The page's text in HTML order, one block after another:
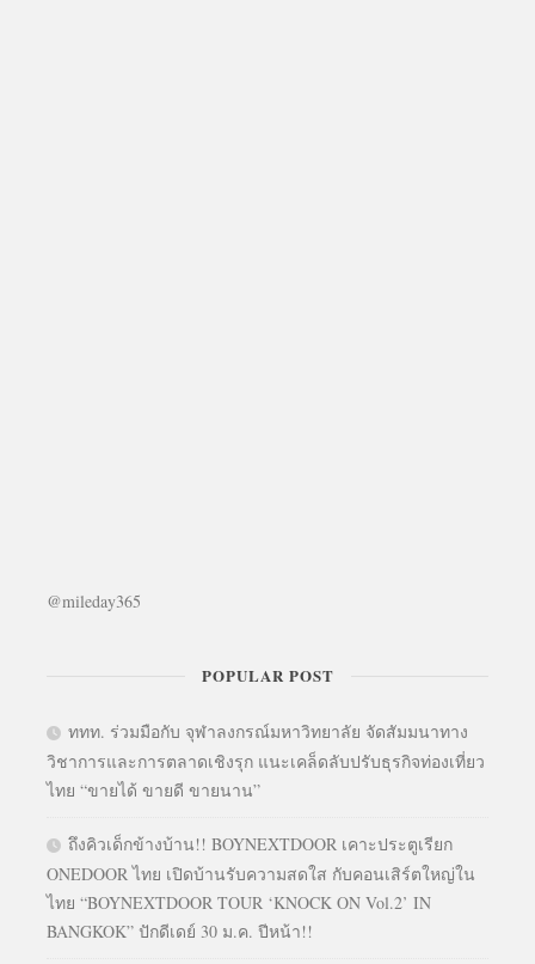
@mileday365
POPULAR POST
ททท. ร่วมมือกับ จุฬาลงกรณ์มหาวิทยาลัย จัดสัมมนาทาง
วิชาการและการตลาดเชิงรุก แนะเคล็ดลับปรับธุรกิจท่องเที่ยว
ไทย “ขายได้ ขายดี ขายนาน”
ถึงคิวเด็กข้างบ้าน!! BOYNEXTDOOR เคาะประตูเรียก
ONEDOOR ไทย เปิดบ้านรับความสดใส กับคอนเสิร์ตใหญ่ใน
ไทย “BOYNEXTDOOR TOUR ‘KNOCK ON Vol.2’ IN
BANGKOK” ปักดีเดย์ 30 ม.ค. ปีหน้า!!